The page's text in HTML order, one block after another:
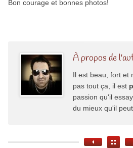
Bon courage et bonnes photos!
À propos de
Il est beau, fort et
pas tout ça, il est
passion qu'il
du mieux qu'il